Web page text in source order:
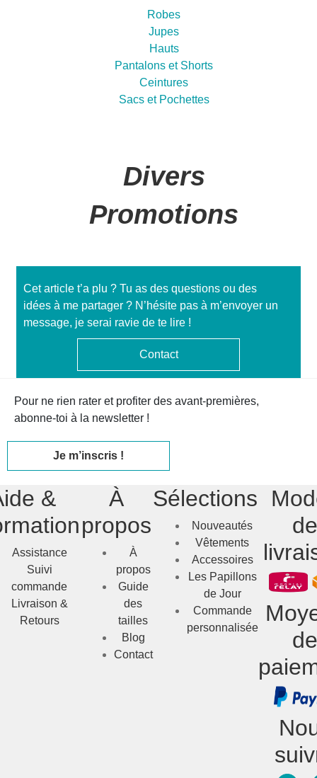
Robes
Jupes
Hauts
Pantalons et Shorts
Ceintures
Sacs et Pochettes
Divers
Promotions
Cet article t’a plu ? Tu as des questions ou des
idées à me partager ? N’hésite pas à m’envoyer un
message, je serai ravie de te lire !
Contact
Pour ne rien rater et profiter des avant-premières,
abonne-toi à la newsletter !
Je m’inscris !
&
Assistance
Suivi
commande
Livraison &
Retours
À
propos
À
propos
Guide
des
tailles
Blog
Contact
Sélections
Nouveautés
Vêtements
Accessoires
Les Papillons
de Jour
Commande
personnalisée
de
de